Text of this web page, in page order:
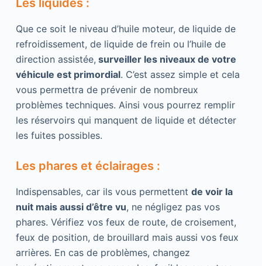
Les liquides :
Que ce soit le niveau d’huile moteur, de liquide de
refroidissement, de liquide de frein ou l’huile de
direction assistée, surveiller les niveaux de votre
véhicule est primordial. C’est assez simple et cela
vous permettra de prévenir de nombreux
problèmes techniques. Ainsi vous pourrez remplir
les réservoirs qui manquent de liquide et détecter
les fuites possibles.
Les phares et éclairages :
Indispensables, car ils vous permettent de voir la
nuit mais aussi d’être vu, ne négligez pas vos
phares. Vérifiez vos feux de route, de croisement,
feux de position, de brouillard mais aussi vos feux
arrières. En cas de problèmes, changez